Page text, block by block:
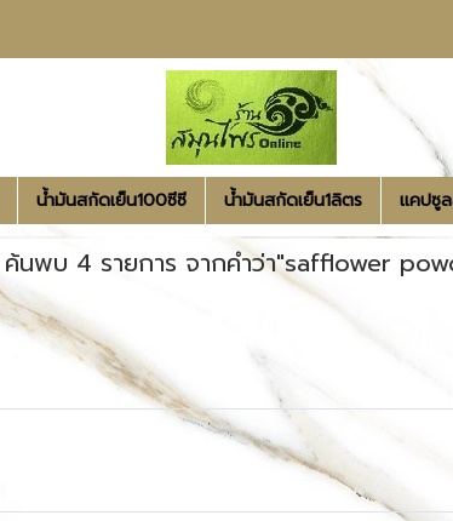
น้ำมันสกัดเย็น100ซีซี น้ำมันสกัดเย็น1ลิตร แคปซู
ค้นพบ 4 รายการ จากคำว่า"safflower